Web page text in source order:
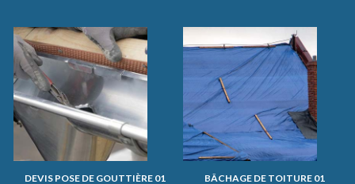
DEVIS POSE DE GOUTTIÈRE 01 BÂCHAGE DE TOITURE 01